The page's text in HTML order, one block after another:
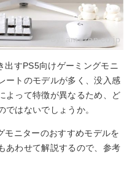
amazon.co.jp
出すPS5向けゲーミングモニ
ートのモデルが多く、没入感
よって特徴が異なるため、ど
はないでしょうか。
モニターのおすすめモデルを
あわせて解説するので、参考